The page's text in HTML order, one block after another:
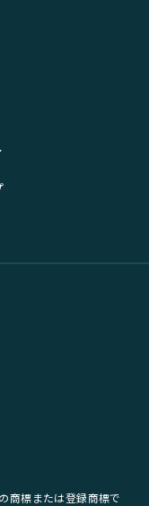
商標または登録商標で